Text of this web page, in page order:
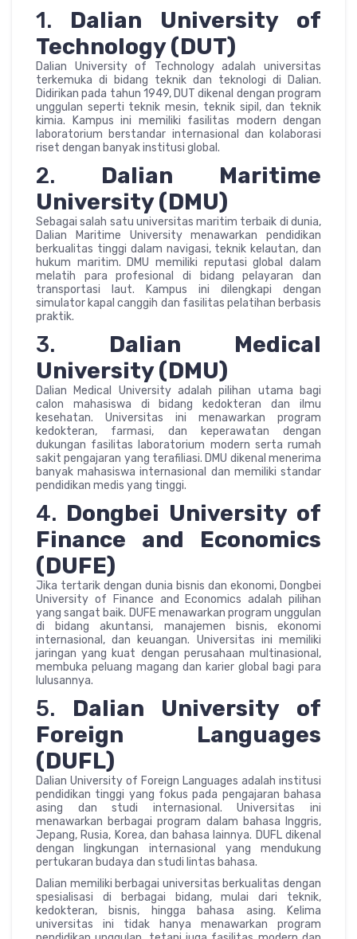
1. Dalian University of
Technology (DUT)
Dalian University of Technology adalah universitas
terkemuka di bidang teknik dan teknologi di Dalian.
Didirikan pada tahun 1949, DUT dikenal dengan program
unggulan seperti teknik mesin, teknik sipil, dan teknik
kimia. Kampus ini memiliki fasilitas modern dengan
laboratorium berstandar internasional dan kolaborasi
riset dengan banyak institusi global.
2. Dalian Maritime
University (DMU)
Sebagai salah satu universitas maritim terbaik di dunia,
Dalian Maritime University menawarkan pendidikan
berkualitas tinggi dalam navigasi, teknik kelautan, dan
hukum maritim. DMU memiliki reputasi global dalam
melatih para profesional di bidang pelayaran dan
transportasi laut. Kampus ini dilengkapi dengan
simulator kapal canggih dan fasilitas pelatihan berbasis
praktik.
3. Dalian Medical
University (DMU)
Dalian Medical University adalah pilihan utama bagi
calon mahasiswa di bidang kedokteran dan ilmu
kesehatan. Universitas ini menawarkan program
kedokteran, farmasi, dan keperawatan dengan
dukungan fasilitas laboratorium modern serta rumah
sakit pengajaran yang terafiliasi. DMU dikenal menerima
banyak mahasiswa internasional dan memiliki standar
pendidikan medis yang tinggi.
4. Dongbei University of
Finance and Economics
(DUFE)
Jika tertarik dengan dunia bisnis dan ekonomi, Dongbei
University of Finance and Economics adalah pilihan
yang sangat baik. DUFE menawarkan program unggulan
di bidang akuntansi, manajemen bisnis, ekonomi
internasional, dan keuangan. Universitas ini memiliki
jaringan yang kuat dengan perusahaan multinasional,
membuka peluang magang dan karier global bagi para
lulusannya.
5. Dalian University of
Foreign Languages
(DUFL)
Dalian University of Foreign Languages adalah institusi
pendidikan tinggi yang fokus pada pengajaran bahasa
asing dan studi internasional. Universitas ini
menawarkan berbagai program dalam bahasa Inggris,
Jepang, Rusia, Korea, dan bahasa lainnya. DUFL dikenal
dengan lingkungan internasional yang mendukung
pertukaran budaya dan studi lintas bahasa.
Dalian memiliki berbagai universitas berkualitas dengan
spesialisasi di berbagai bidang, mulai dari teknik,
kedokteran, bisnis, hingga bahasa asing. Kelima
universitas ini tidak hanya menawarkan program